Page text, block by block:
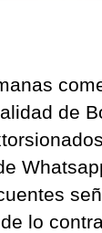
de
lo